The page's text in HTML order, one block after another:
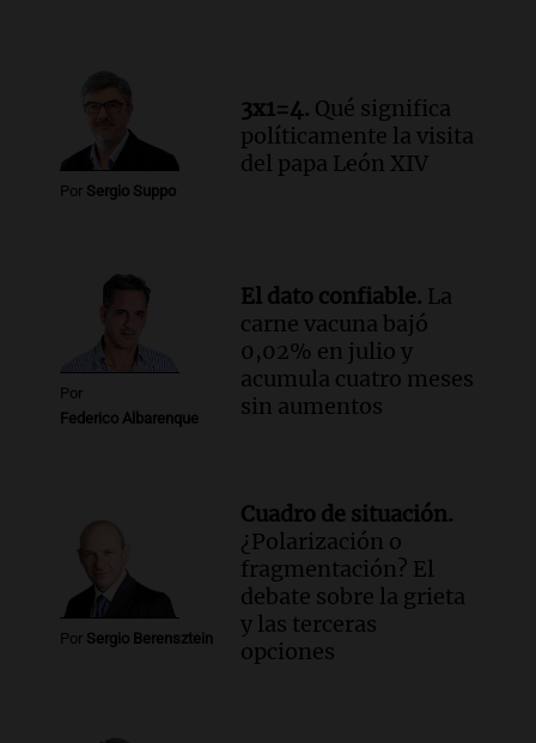
Por Sergio Suppo
3x1=4. Qué significa
políticamente la visita
del papa León XIV
Por
Federico Albarenque
El dato confiable. La
carne vacuna bajó
0,02% en julio y
acumula cuatro meses
sin aumentos
Por Sergio Berensztein
Cuadro de situación.
¿Polarización o
fragmentación? El
debate sobre la grieta
y las terceras
opciones